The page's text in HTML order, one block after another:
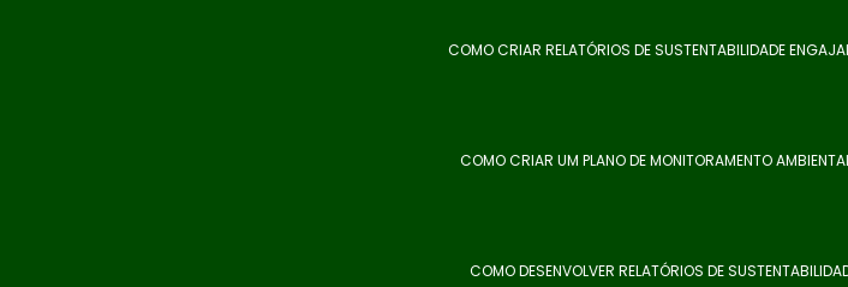
COMO CRIAR RELATÓRIOS DE SUSTENTABILIDADE
COMO CRIAR UM PLANO DE MONITORAMENTO
COMO DESENVOLVER RELATÓRIOS DE